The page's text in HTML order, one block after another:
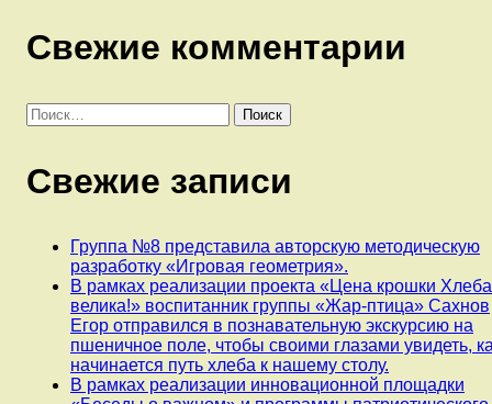
Свежие комментарии
Найти:
Свежие записи
Группа №8 представила авторскую методическую
разработку «Игровая геометрия».
В рамках реализации проекта «Цена крошки
велика!» воспитанник группы «Жар-птица» Сахнов
Егор отправился в познавательную экскурсию на
пшеничное поле, чтобы своими глазами увидеть,
начинается путь хлеба к нашему столу.
В рамках реализации инновационной площадки